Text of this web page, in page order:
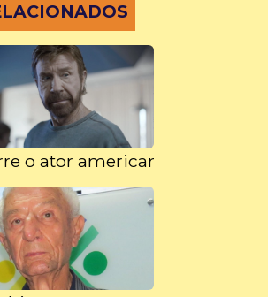
o ator americano Chuck